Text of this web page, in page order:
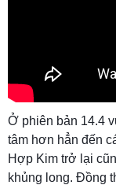
Ở phiên bản 14.4
tâm hơn hẳn đến
Hợp Kim trở lại
khủng long. Đồng